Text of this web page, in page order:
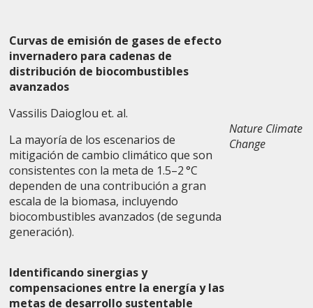
Curvas de emisión de gases de efecto
invernadero para cadenas de
distribución de biocombustibles
avanzados
Vassilis Daioglou et. al.
La mayoría de los escenarios de
mitigación de cambio climático que son
consistentes con la meta de 1.5–2 °C
dependen de una contribución a gran
escala de la biomasa, incluyendo
biocombustibles avanzados (de segunda
generación).
Nature Climate
Change
Identificando sinergias y
compensaciones entre la energía y las
metas de desarrollo sustentable